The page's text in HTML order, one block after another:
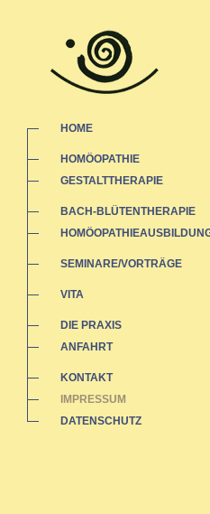
HOME
HOMÖOPATHIE
GESTALTTHERAPIE
BACH-BLÜTENTHERAPIE
SEMINARE/VORTRÄGE
VITA
DIE PRAXIS
ANFAHRT
KONTAKT
IMPRESSUM
DATENSCHUTZ